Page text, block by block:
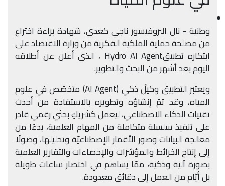
وطنية - نال البروفيسور ناجي كعدي، شهادة براءة اختراع
من مصلحة حماية الملكية الفكرية من وزارة الاقتصاد على
ابتكاره تطبيقHydro AI Agent ، الذي أعلن عن أطلاقه
اليوم بعد أشهر من البحث والتطوير.
ويعتبر التطبيق وكيلٌ ذكي (AI Agent) متخصّص في علوم
المياه، وقد تمّ إنشاؤه وتطويره بالاستفادة من أحدث
تقنيات الذكاء الاصطناعي، ليعمل كشريكٍ بحثي رقمي قادر
على تنفيذ سلسلة متكاملة من المهام العلمية، بدءًا من
معالجة البيانات وصور الأقمار الإصطناعيّة وتحليلها، وصولًا
إلى إنتاج الخرائط والمؤشرات والإحصاءات والتقارير العلمية
بصورة آلية وذكية، ممّا يساهم في اختصار ساعات طويلة
بل أيّام من العمل إلى دقائق معدودة.